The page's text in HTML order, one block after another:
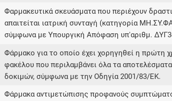
Φαρμακευτικά σκευάσματα που περιέχουν
απαιτείται ιατρική συνταγή (κατηγορία
σύμφωνα με Υπουργική Απόφαση υπ'αριθμ.
Φάρμακο για το οποίο έχει χορηγηθεί η πρώτη
φακέλου που περιλαμβάνει όλα τα
δοκιμών, σύμφωνα με την Οδηγία 2001/83/ΕΚ.
Φάρμακα αντιμετώπισης προφανούς